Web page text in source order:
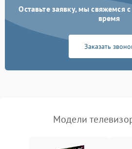
Аудио
Сетевая
Оставьте заявку, мы свяжемся
время
Заказать
Модели